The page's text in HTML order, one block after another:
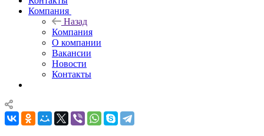
Компания
Назад
Компания
О компании
Вакансии
Новости
Контакты